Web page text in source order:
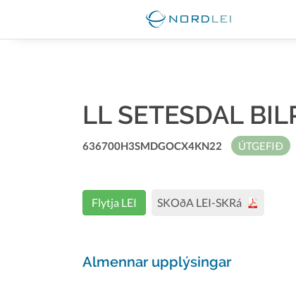
LL SETESDAL
636700H3SMDGOCX4KN22 ÚTGEFIÐ
Flytja LEI SKOðA LEI-SKRá
Almennar upplýsingar